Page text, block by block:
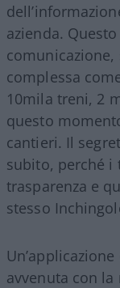
azienda.
complessa
10mila treni, 2
questo
cantieri. Il
subito, perché i
trasparenza e
stesso
avvenuta con